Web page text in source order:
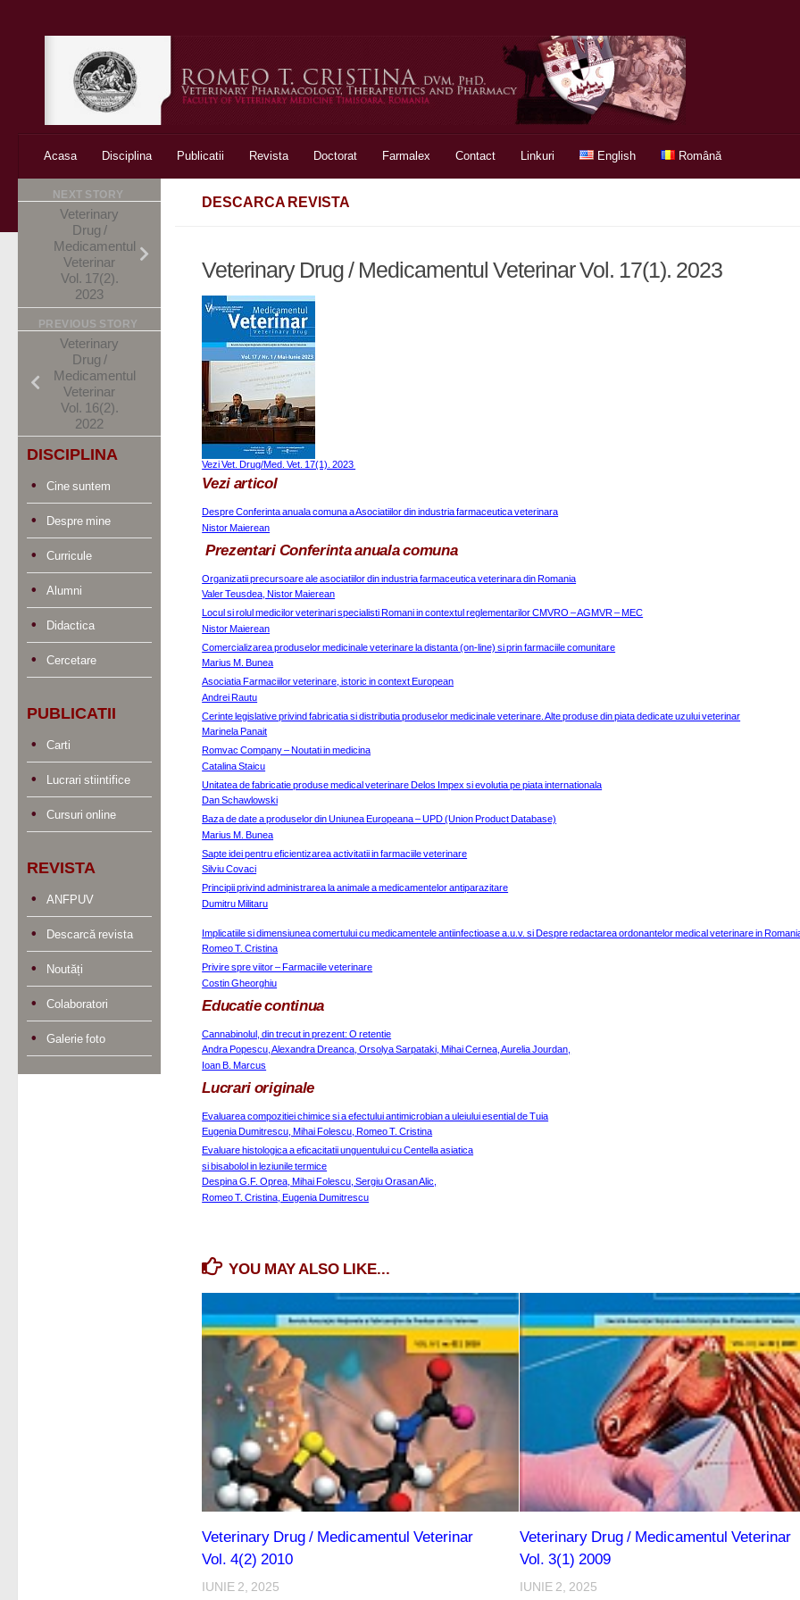
Acasa Disciplina Publicatii Revista Doctorat Farmalex Contact Linkuri English Română
DESCARCA REVISTA
Veterinary Drug / Medicamentul Veterinar Vol. 17(1). 2023
Vezi Vet. Drug/Med. Vet. 17(1). 2023
Vezi articol
Despre Conferinta anuala comuna a Asociatiilor din industria farmaceutica veterinara
Nistor Maierean
Prezentari Conferinta anuala comuna
Organizatii precursoare ale asociatiilor din industria farmaceutica veterinara din Romania
Valer Teusdea, Nistor Maierean
Locul si rolul medicilor veterinari specialisti Romani in contextul reglementarilor CMVRO – AGMVR – MEC
Nistor Maierean
Comercializarea produselor medicinale veterinare la distanta (on-line) si prin farmaciile comunitare
Marius M. Bunea
Asociatia Farmaciilor veterinare, istoric in context European
Andrei Rautu
Cerinte legislative privind fabricatia si distributia produselor medicinale veterinare. Alte produse din piata dedicate uzului veterinar
Marinela Panait
Romvac Company – Noutati in medicina
Catalina Staicu
Unitatea de fabricatie produse medical veterinare Delos Impex si evolutia pe piata internationala
Dan Schawlowski
Baza de date a produselor din Uniunea Europeana – UPD (Union Product Database)
Marius M. Bunea
Sapte idei pentru eficientizarea activitatii in farmaciile veterinare
Silviu Covaci
Principii privind administrarea la animale a medicamentelor antiparazitare
Dumitru Militaru
Implicatiile si dimensiunea comertului cu medicamentele antiinfectioase a.u.v. si Despre redactarea ordonantelor medical veterinare in
Romeo T. Cristina
Privire spre viitor – Farmaciile veterinare
Costin Gheorghiu
Educatie continua
Cannabinolul, din trecut in prezent: O retentie
Andra Popescu, Alexandra Dreanca, Orsolya Sarpataki, Mihai Cernea, Aurelia Jourdan,
Ioan B. Marcus
Lucrari originale
Evaluarea compozitiei chimice si a efectului antimicrobian a uleiului esential de Tuia
Eugenia Dumitrescu, Mihai Folescu, Romeo T. Cristina
Evaluare histologica a eficacitatii unguentului cu Centella asiatica
si bisabolol in leziunile termice
Despina G.F. Oprea, Mihai Folescu, Sergiu Orasan Alic,
Romeo T. Cristina, Eugenia Dumitrescu
YOU MAY ALSO LIKE...
Veterinary Drug / Medicamentul Veterinar
Vol. 4(2) 2010
IUNIE 2, 2025
Veterinary Drug / Medicamentul Veterinar
Vol. 3(1) 2009
IUNIE 2, 2025
NEXT STORY
Veterinary
Drug /
Medicamentul
Veterinar
Vol. 17(2).
2023
PREVIOUS STORY
Veterinary
Drug /
Medicamentul
Veterinar
Vol. 16(2).
2022
DISCIPLINA
Cine suntem
Despre mine
Curricule
Alumni
Didactica
Cercetare
PUBLICATII
Carti
Lucrari stiintifice
Cursuri online
REVISTA
ANFPUV
Descarcă revista
Noutăți
Colaboratori
Galerie foto